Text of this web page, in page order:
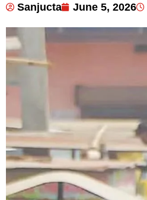
Sanjucta June 5, 2026